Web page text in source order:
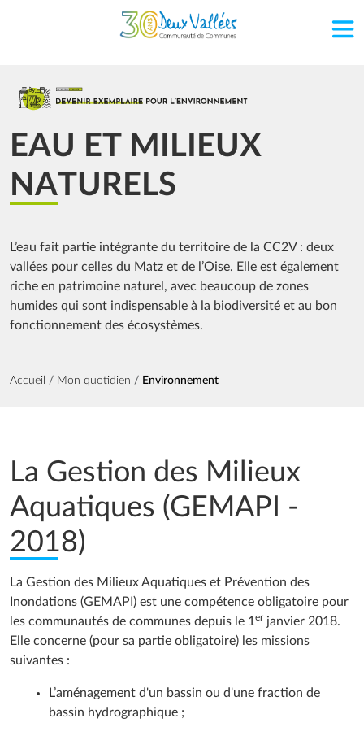
Aller au contenu principal
Image
EAU ET MILIEUX
NATURELS
L’eau fait partie intégrante du territoire de la CC2V : deux
vallées pour celles du Matz et de l’Oise. Elle est également
riche en patrimoine naturel, avec beaucoup de zones
humides qui sont indispensable à la biodiversité et au bon
fonctionnement des écosystèmes.
Fil d'Ariane
Accueil Mon quotidien Environnement
La Gestion des Milieux
Aquatiques (GEMAPI -
2018)
La Gestion des Milieux Aquatiques et Prévention des
Inondations (GEMAPI) est une compétence obligatoire pour
les communautés de communes depuis le 1 er janvier 2018.
Elle concerne (pour sa partie obligatoire) les missions
suivantes :
L’aménagement d'un bassin ou d'une fraction de
bassin hydrographique ;